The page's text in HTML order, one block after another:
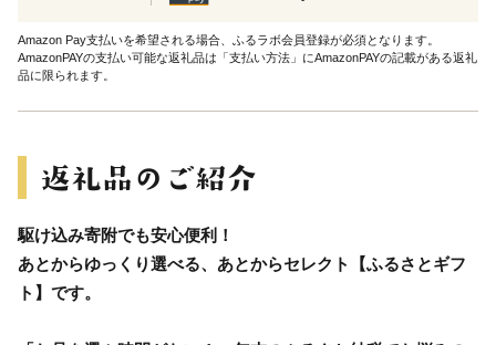
Amazon Pay支払いを希望される場合、ふるラボ会員登録が必須となります。
AmazonPAYの支払い可能な返礼品は「支払い方法」にAmazonPAYの記載がある返礼
品に限られます。
駆け込み寄附でも安心便利！
あとからゆっくり選べる、あとからセレクト【ふるさとギフ
ト】です。